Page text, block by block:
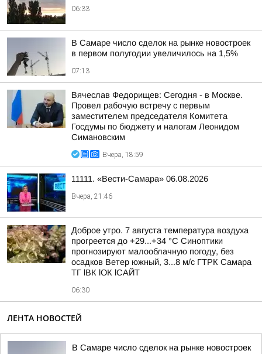
06:33
В Самаре число сделок на рынке новостроек
в первом полугодии увеличилось на 1,5%
07:13
Вячеслав Федорищев: Сегодня - в Москве.
Провел рабочую встречу с первым
заместителем председателя Комитета
Госдумы по бюджету и налогам Леонидом
Симановским
Вчера, 18:59
11111. «Вести-Самара» 06.08.2026
Вчера, 21:46
Доброе утро. 7 августа температура воздуха
прогреется до +29...+34 °C Синоптики
прогнозируют малооблачную погоду, без
осадков Ветер южный, 3...8 м/с ГТРК Самара
ТГ lВК lОК lСАЙТ
06:30
ЛЕНТА НОВОСТЕЙ
В Самаре число сделок на рынке новостроек